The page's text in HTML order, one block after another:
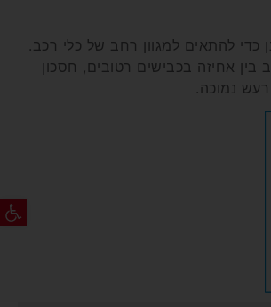
פתח
כדי להתאים למגוון רחב של כלי רכב.
אחיזה בכבישים רטובים, חסכון
נמוכה.